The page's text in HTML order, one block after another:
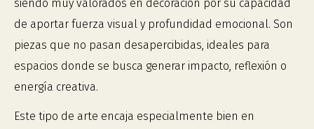
siendo muy valorados en decoración por su capacidad
de aportar fuerza visual y profundidad emocional. Son
piezas que no pasan desapercibidas, ideales para
espacios donde se busca generar impacto, reflexión o
energía creativa.
Este tipo de arte encaja especialmente bien en